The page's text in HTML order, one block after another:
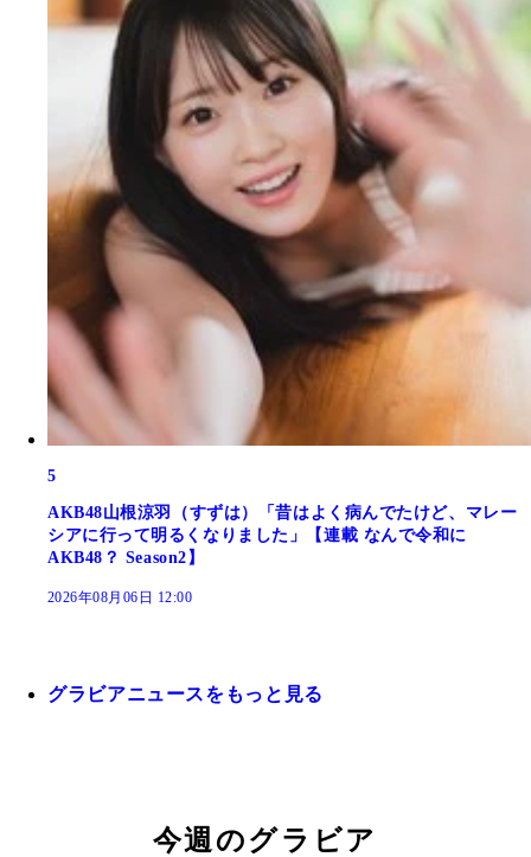
5
AKB48山根涼羽（すずは）「昔はよく病んでたけど、マレー
シアに行って明るくなりました」【連載 なんで令和に
AKB48？ Season2】
2026年08月06日 12:00
グラビアニュースをもっと見る
今週のグラビア